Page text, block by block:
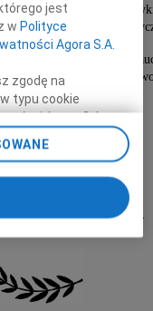
Matematyki i
Towarzystwa
cenionym i oddanym
matematycznej i
nieocenioną pomocą
problemów badawczych.
i skromnego człowieka,
i Kolegę.
WMiI UMK w Toruniu.
jest
w Polityce
Agora S.A.
zgodę na
typu cookie
i Agora S.A.
też w każdej
cookie,
poprzez
serwisu i
możemy